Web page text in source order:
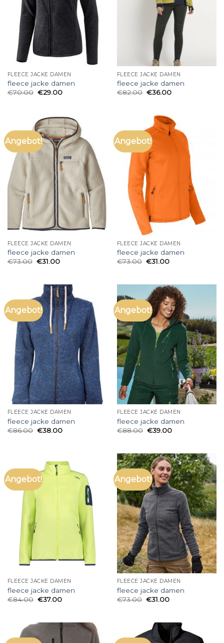
FLEECE JACKE DAMEN
fleece jacke damen
€70.00 €29.00
FLEECE JACKE DAMEN
fleece jacke damen
€82.00 €36.00
Angebot!
FLEECE JACKE DAMEN
fleece jacke damen
€73.00 €31.00
Angebot!
FLEECE JACKE DAMEN
fleece jacke damen
€73.00 €31.00
Angebot!
FLEECE JACKE DAMEN
fleece jacke damen
€86.00 €38.00
Angebot!
FLEECE JACKE DAMEN
fleece jacke damen
€88.00 €39.00
Angebot!
FLEECE JACKE DAMEN
fleece jacke damen
€84.00 €37.00
Angebot!
FLEECE JACKE DAMEN
fleece jacke damen
€73.00 €31.00